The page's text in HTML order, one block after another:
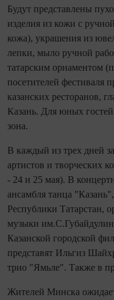
Будут представлены
изделия из кожи с
кожа), украшения из
лепки, мыло ручной
татарским орнаментом
посетителей фестиваля
казанских ресторанов,
Казань. Для юных гостей
зона.
В каждый из трех дней
артистов и творческих
- 24 и 25 мая). В
ансамбля танца
Республики Татарстан,
музыки
Казанской городской
представят Ильгиз
трио "Ямьле". Также в
Жителей Минска